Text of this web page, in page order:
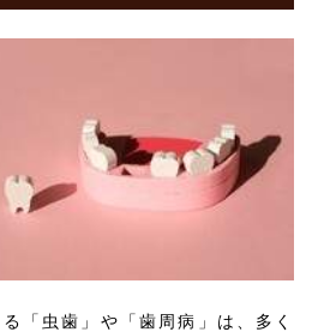
「虫歯」や「歯周病」は、多く